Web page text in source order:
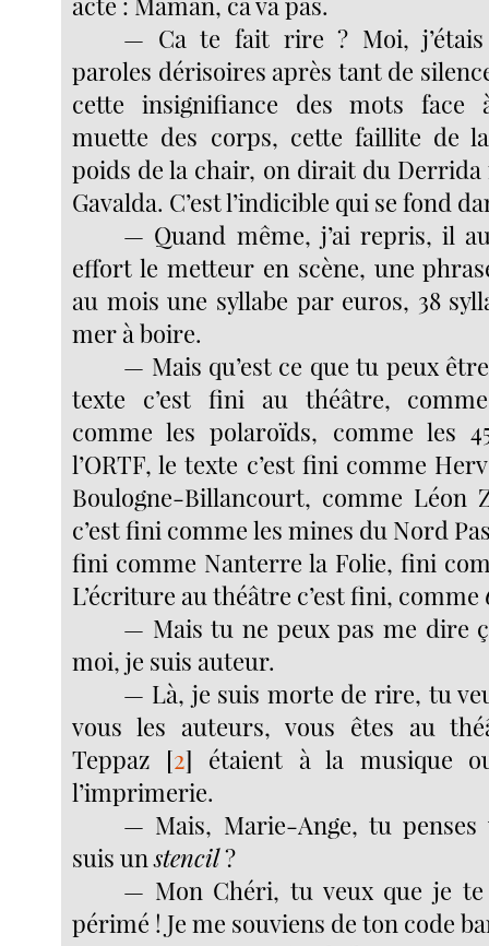
— Ca te fait rire ? Moi, j’étais
paroles dérisoires après tant de
cette insignifiance des mots face
muette des corps, cette faillite de
poids de la chair, on dirait du
Gavalda. C’est l’indicible qui se fond
— Quand même, j’ai repris, il
effort le metteur en scène, une
au mois une syllabe par euros, 38
mer à boire.
— Mais qu’est ce que tu peux
texte c’est fini au théâtre,
comme les polaroïds, comme les
l’ORTF, le texte c’est fini comme
Boulogne-Billancourt, comme Léon
c’est fini comme les mines du Nord
fini comme Nanterre la Folie, fini
L’écriture au théâtre c’est fini, comme
— Mais tu ne peux pas me dire
moi, je suis auteur.
— Là, je suis morte de rire, tu
vous les auteurs, vous êtes au
Teppaz [2] étaient à la musique
l’imprimerie.
— Mais, Marie-Ange, tu
suis unstencil?
— Mon Chéri, tu veux que je
périmé ! Je me souviens de ton code